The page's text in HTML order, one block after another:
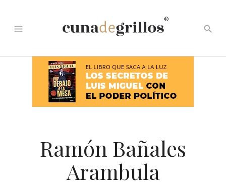
menu
®
search
Ramón Bañales
Arambula